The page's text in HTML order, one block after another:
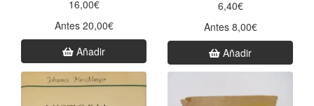
16,00€
Antes 20,00€
Añadir
6,40€
Antes 8,00€
Añadir